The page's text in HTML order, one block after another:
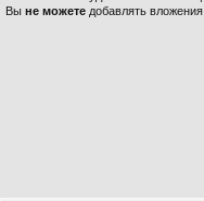
Вы не можете добавлять вложения